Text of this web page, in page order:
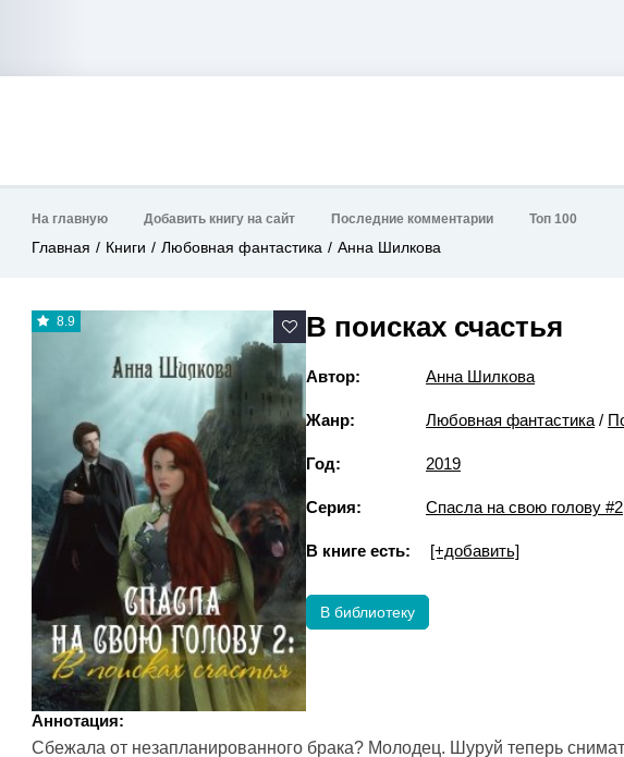
На главную Добавить книгу на сайт Последние комментарии Топ 100
Главная Книги Любовная фантастика Анна Шилкова
8.9 В поисках счастья
Автор: Анна Шилкова
Жанр: Любовная фантастика /
Год: 2019
Серия: Спасла на свою голову #2
В книге есть: [+добавить]
В библиотеку
Аннотация:
Сбежала от незапланированного брака? Молодец. Шуруй теперь